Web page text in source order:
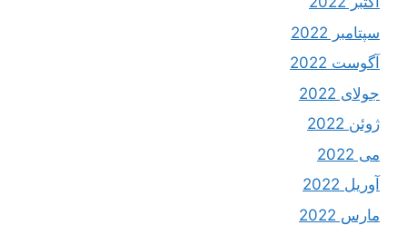
سپتامبر 2022
آگوست 2022
جولای 2022
ژوئن 2022
می 2022
آوریل 2022
مارس 2022